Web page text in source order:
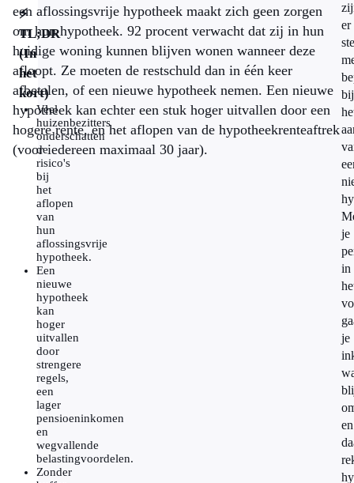
⚡
TL;DR
(In
het
kort)
Veel
huizenbezitters
onderschatten
de
risico's
bij
het
aflopen
van
hun
aflossingsvrije
hypotheek.
Een
nieuwe
hypotheek
kan
hoger
uitvallen
door
strengere
regels,
een
lager
pensioeninkomen
en
wegvallende
belastingvoordelen.
Zonder
een aflossingsvrije hypotheek maakt zich geen zorgen
om hun hypotheek. 92 procent verwacht dat zij in hun
huidige woning kunnen blijven wonen wanneer deze
afloopt. Ze moeten de restschuld dan in één keer
afbetalen, of een nieuwe hypotheek nemen. Een nieuwe
hypotheek kan echter een stuk hoger uitvallen door een
hogere rente, en het aflopen van de hypotheekrenteaftrek
(voor iedereen maximaal 30 jaar).
er
bij
je
in
je
en